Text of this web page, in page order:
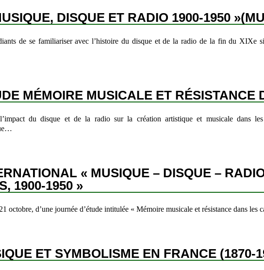
DISQUE ET RADIO 1900-1950
de se familiariser avec l’histoire du disque et de la radio de la fin du XIXe
MÉMOIRE MUSICALE ET RÉSISTANCE
du disque et de la radio sur la création artistique et musicale dans les
« MUSIQUE – DISQUE –
1900-1950 »
octobre, d’une journée d’étude intitulée « Mémoire musicale et résistance dans les
ET SYMBOLISME EN FRANCE (1870-